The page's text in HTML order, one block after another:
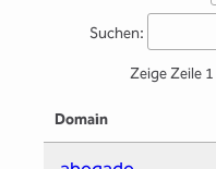
Suchen:
Zeige Zeile
Domain